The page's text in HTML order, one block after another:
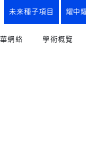
未来種子項目 耀中
網絡 學術概覽